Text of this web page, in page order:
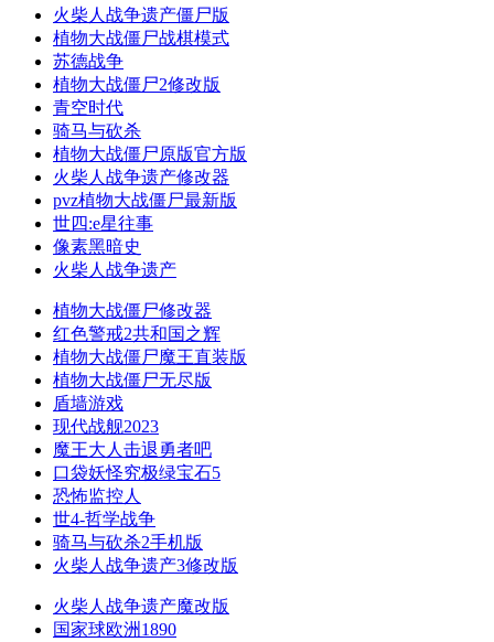
火柴人战争遗产僵尸版
植物大战僵尸战棋模式
苏德战争
植物大战僵尸2修改版
青空时代
骑马与砍杀
植物大战僵尸原版官方版
火柴人战争遗产修改器
pvz植物大战僵尸最新版
世四:e星往事
像素黑暗史
火柴人战争遗产
植物大战僵尸修改器
红色警戒2共和国之辉
植物大战僵尸魔王直装版
植物大战僵尸无尽版
盾墙游戏
现代战舰2023
魔王大人击退勇者吧
口袋妖怪究极绿宝石5
恐怖监控人
世4-哲学战争
骑马与砍杀2手机版
火柴人战争遗产3修改版
火柴人战争遗产魔改版
国家球欧洲1890